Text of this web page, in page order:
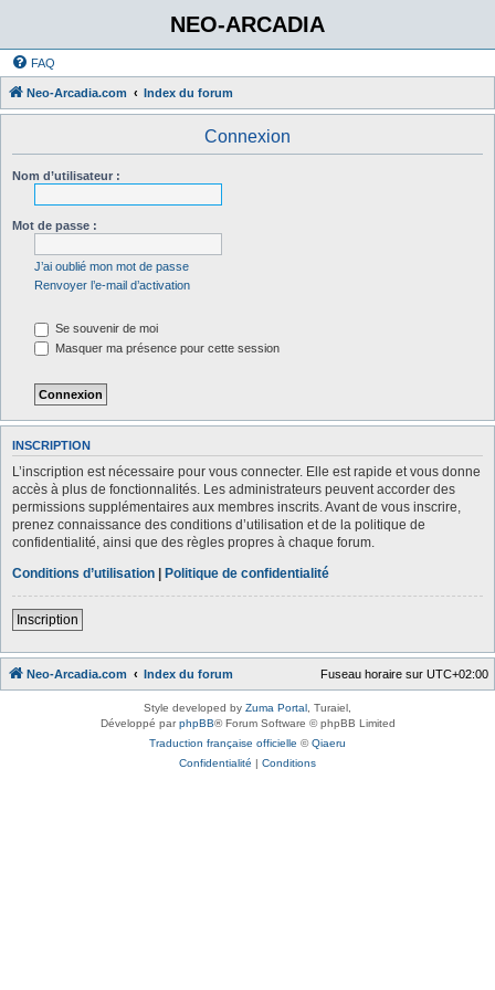
NEO-ARCADIA
FAQ
Neo-Arcadia.com Index du forum
Connexion
Nom d’utilisateur :
Mot de passe :
J’ai oublié mon mot de passe
Renvoyer l’e-mail d’activation
Se souvenir de moi
Masquer ma présence pour cette session
INSCRIPTION
L’inscription est nécessaire pour vous connecter. Elle est rapide et vous donne
accès à plus de fonctionnalités. Les administrateurs peuvent accorder des
permissions supplémentaires aux membres inscrits. Avant de vous inscrire,
prenez connaissance des conditions d’utilisation et de la politique de
confidentialité, ainsi que des règles propres à chaque forum.
Conditions d’utilisation | Politique de confidentialité
Inscription
Neo-Arcadia.com Index du forum Fuseau horaire sur UTC+02:00
Style developed by Zuma Portal , Turaiel,
Développé parphpBB® Forum Software © phpBB Limited
Traduction française officielle ©Qiaeru
Confidentialité | Conditions